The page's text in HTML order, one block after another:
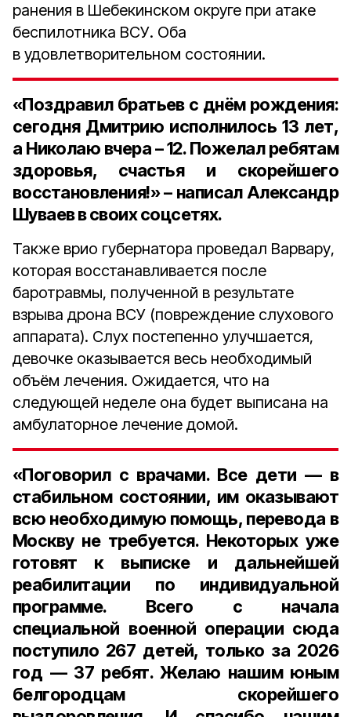
ранения в Шебекинском округе при атаке
беспилотника ВСУ. Оба
в удовлетворительном состоянии.
«Поздравил братьев с днём рождения:
сегодня Дмитрию исполнилось 13 лет,
а Николаю вчера – 12. Пожелал ребятам
здоровья, счастья и скорейшего
восстановления!» – написал Александр
Шуваев в своих соцсетях.
Также врио губернатора проведал Варвару,
которая восстанавливается после
баротравмы, полученной в результате
взрыва дрона ВСУ (повреждение слухового
аппарата). Слух постепенно улучшается,
девочке оказывается весь необходимый
объём лечения. Ожидается, что на
следующей неделе она будет выписана на
амбулаторное лечение домой.
«Поговорил с врачами. Все дети — в
стабильном состоянии, им оказывают
всю необходимую помощь, перевода в
Москву не требуется. Некоторых уже
готовят к выписке и дальнейшей
реабилитации по индивидуальной
программе. Всего с начала
специальной военной операции сюда
поступило 267 детей, только за 2026
год — 37 ребят. Желаю нашим юным
белгородцам скорейшего